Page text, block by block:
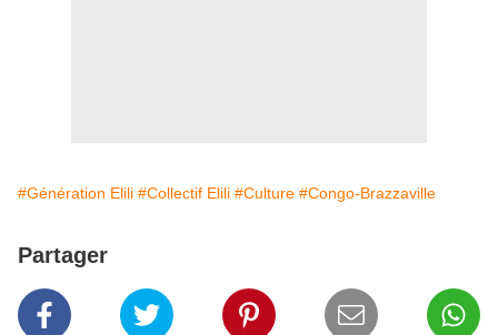
#Génération Elili #Collectif Elili #Culture #Congo-Brazzaville
Partager